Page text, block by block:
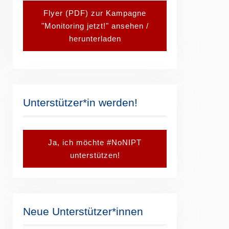
Flyer (PDF) zur Kampagne
"Monitoring jetzt!" ansehen /
herunterladen
Unterstützer*in werden!
Ja, ich möchte #NoNIPT
unterstützen!
Neue Unterstützer*innen